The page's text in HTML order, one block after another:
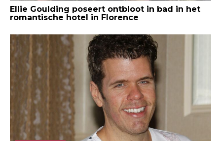
Ellie Goulding poseert ontbloot in bad in het
romantische hotel in Florence